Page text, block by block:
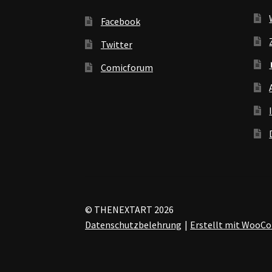
Facebook
Twitter
Comicforum
© THENEXTART 2026
Datenschutzbelehrung
Erstellt mit